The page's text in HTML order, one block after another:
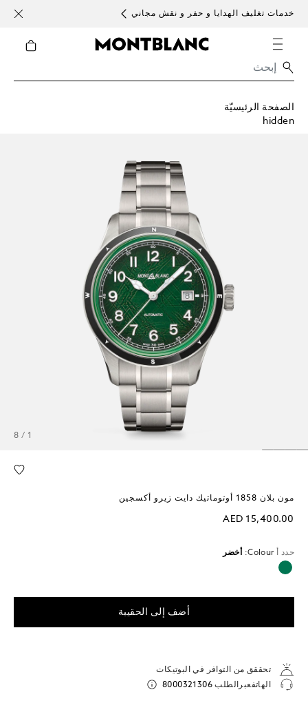
خدمات تغليف الهدايا و حفر و نقش مجاني
الأحد
الصفحة الرئيسيّة
hidden
1 / 8
مون بلان 1858 أوتوماتيك دايت زيرو أكسجين
AED 15,400.00
حدد أColour: أخضر
محدد
أضف إلى الحقيبة
تحققق من التوافر في البوتيكات
الهاتفعبرالطلب 8000321306